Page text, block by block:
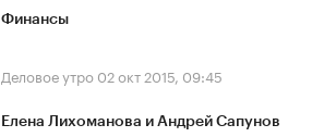
Финансы
Деловое утро 02 окт 2015, 09:45
Елена Лихоманова и Андрей Сапунов